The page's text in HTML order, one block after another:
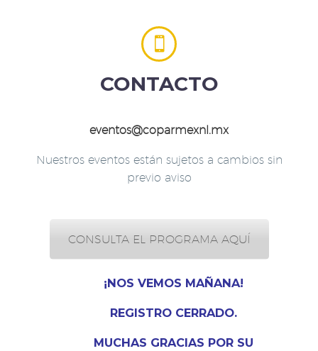


CONTACTO
eventos@coparmexnl.mx
Nuestros eventos están sujetos a cambios sin
previo aviso
CONSULTA EL PROGRAMA AQUÍ
¡NOS VEMOS MAÑANA!
REGISTRO CERRADO.
MUCHAS GRACIAS POR SU